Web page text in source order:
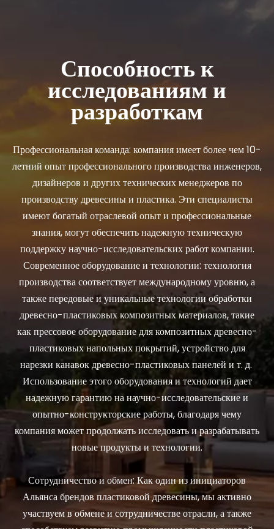
Способность к
исследованиям и
разработкам
Профессиональная команда: компания имеет более чем 10-
летний опыт профессионального производства инженеров,
дизайнеров и других технических менеджеров по
производству древесины и пластика. Эти специалисты
имеют богатый отраслевой опыт и профессиональные
знания, могут обеспечить надежную техническую
поддержку научно-исследовательских работ компании.
Современное оборудование и технологии: технология
производства соответствует международному уровню, а
также передовые и уникальные технологии обработки
древесно-пластиковых композитных материалов, такие
как прессовое оборудование для композитных древесно-
пластиковых напольных покрытий, устройство для
нарезки канавок древесно-пластиковых панелей и т. д.
Использование этого оборудования и технологий дает
надежную гарантию на научно-исследовательские и
опытно-конструкторские работы, благодаря чему
компания может продолжать исследовать и разрабатывать
новые продукты и технологии.
Сотрудничество и обмен: Как один из инициаторов
Альянса брендов пластиковой древесины, мы активно
участвуем в обмене и сотрудничестве отрасли, а также